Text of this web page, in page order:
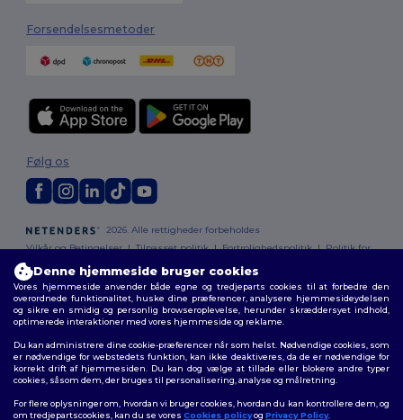
Forsendelsesmetoder
2026. Alle rettigheder forbeholdes
Vilkår og Betingelser|Tilpasset politik|Fortrolighedspolitik|Politik for
Følg os
Denne hjemmeside bruger cookies
Vores hjemmeside anvender både egne og tredjeparts cookies til at forbedre den
overordnede funktionalitet, huske dine præferencer, analysere hjemmesideydelsen
og sikre en smidig og personlig browseroplevelse, herunder skræddersyet indhold,
optimerede interaktioner med vores hjemmeside og reklame.
Du kan administrere dine cookie-præferencer når som helst. Nødvendige cookies, som
er nødvendige for webstedets funktion, kan ikke deaktiveres, da de er nødvendige for
korrekt drift af hjemmesiden. Du kan dog vælge at tillade eller blokere andre typer
cookies, såsom dem, der bruges til personalisering, analyse og målretning.
For flere oplysninger om, hvordan vi bruger cookies, hvordan du kan kontrollere dem, og
om tredjepartscookies, kan du se vores Cookies policyog Privacy Policy.